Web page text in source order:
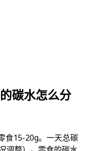
碳水怎么分
食15-20g。一天总碳